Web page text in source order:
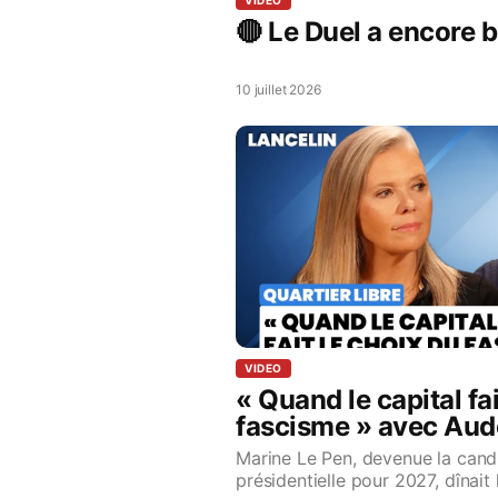
🔴 Le Duel a encore
10 juillet 2026
VIDEO
« Quand le capital
fascisme » avec
Xavier de Jarcy
Marine Le Pen, devenue la
présidentielle pour 2027,